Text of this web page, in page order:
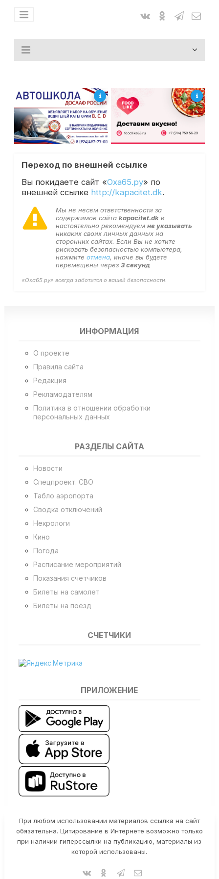
Переход по внешней ссылке
Вы покидаете сайт «Оха65.ру» по
внешней ссылке http://kapacitet.dk.
Мы не несем ответственности за
содержимое сайта kapacitet.dkи
настоятельно рекомендуем не указывать
никаких своих личных данных на
сторонних сайтах. Если Вы не хотите
рисковать безопасностью компьютера,
нажмите отмена, иначе вы будете
перемещены через 3секунд
«Оха65.ру» всегда заботится о вашей безопасности.
ИНФОРМАЦИЯ
О проекте
Правила сайта
Редакция
Рекламодателям
Политика в отношении обработки
персональных данных
РАЗДЕЛЫ САЙТА
Новости
Спецпроект. СВО
Табло аэропорта
Сводка отключений
Некрологи
Кино
Погода
Расписание мероприятий
Показания счетчиков
Билеты на самолет
Билеты на поезд
СЧЕТЧИКИ
ПРИЛОЖЕНИЕ
При любом использовании материалов ссылка на сайт
обязательна. Цитирование в Интернете возможно только
при наличии гиперссылки на публикацию, материалы из
которой использованы.